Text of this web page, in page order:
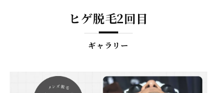
ギャラリー
ヒゲ脱毛2回目